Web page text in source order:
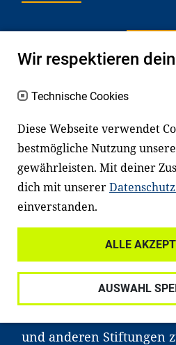
macht den positiven
Es erleichtert den
einem erfolgreichen
Kinder und Jugendliche
haben aber große
Unser Angebot richtet
an Familien sowie an
Lehrer*innen und
Fachexpert*innen.
mit Ministerien,
Einrichtungen,
und anderen Stiftungen
Wir respektieren
Technische Cookies
Diese Webseite verwendet
bestmögliche Nutzung
gewährleisten. Mit deiner
dich mit unserer
einverstanden.
ALLE
AUSWAHL